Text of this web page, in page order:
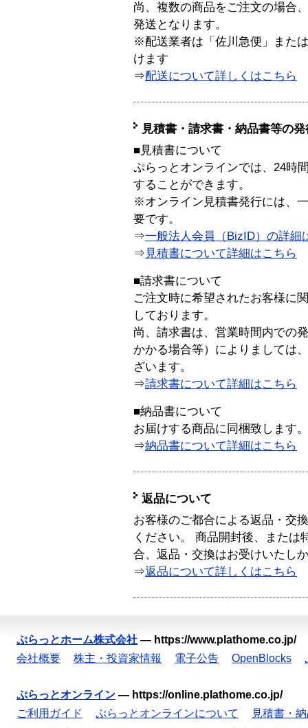
尚、複数の商品をご注文の場合
発送となります。
※配送業者は「佐川急便」また
けます
⇒配送について詳しくはこちら
見積書・請求書・納品書等の
■見積書について
ぷらっとオンラインでは、24時
することができます。
※オンライン見積書発行には、
要です。
⇒一般法人会員（BizID）の詳細
⇒ 見積書について詳細はこちら
■請求書について
ご注文時に希望されたお客様に
しております。
尚、請求書は、営業時間内での
かかる場合等）によりましては
ざいます。
⇒請求書について詳細はこちら
■納品書について
お届けする商品に同梱致します。
⇒納品書について詳細はこちら
返品について
お客様のご都合による返品・交
ください。 商品開封後、または
合、返品・交換はお受けいたし
⇒返品について詳しくはこちら
ぷらっとホーム株式会社 — https://www.plathome.co.jp/
会社概要
株主・投資家情報 電子公告 OpenBlocks
ぷらっとオンライン — https://online.plathome.co.jp/
ご利用ガイド
ぷらっとオンラインについて
見積書・